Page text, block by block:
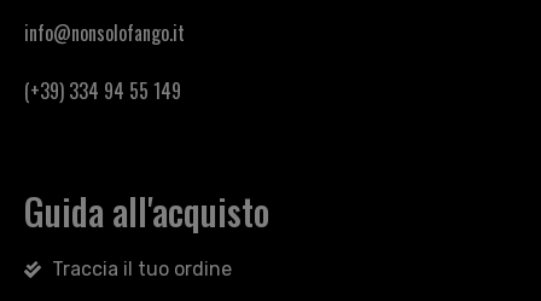
info@nonsolofango.it
(+39) 334 94 55 149
Guida all'acquisto
Traccia il tuo ordine